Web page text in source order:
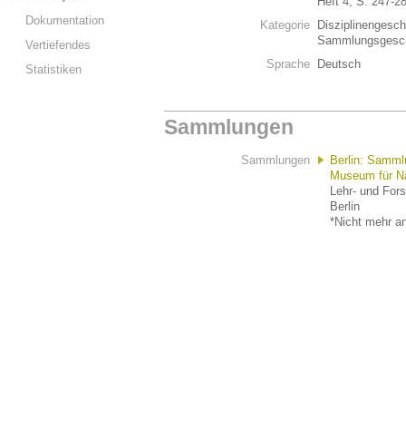
Dokumentation
Vertiefendes
Statistiken
Kategorie
Sprache
Deutsch
Sammlungen
Sammlungen
Berlin:
Museum für
Lehr- und
Berlin
*Nicht mehr